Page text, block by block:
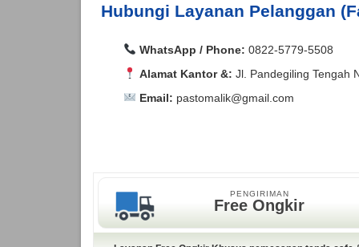
Hubungi Layanan Pelanggan
WhatsApp / Phone: 0822-5779-5508
Alamat Kantor &: Jl. Pandegiling Tengah
Email: pastomalik@gmail.com
Bantul, Banyu Asin, Banyumas,
Bara, Baubau, Bekasi, Belitung, Belitung
Utara, Berau, Biak Numfor, Bima, Binjai,
Selatan, Bolaang Mongondow Timur,
Bukittinggi, Buleleng, Bulukumba,
Kepulauan, Bangka, Bangka Barat, Bangka
Bantul, Banyu Asin, Banyumas,
Bara, Baubau, Bekasi, Belitung, Belitung
Utara, Berau, Biak Numfor, Bima, Binjai,
Selatan, Bolaang Mongondow Timur,
PENGIRIMAN
Free Ongkir